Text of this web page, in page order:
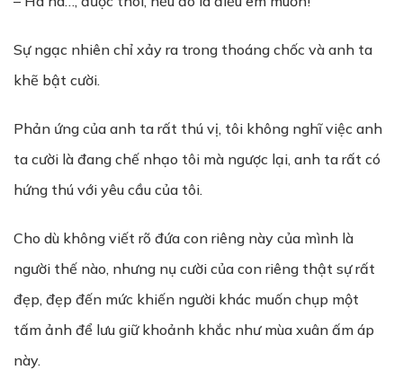
Sự ngạc nhiên chỉ xảy ra trong thoáng chốc và anh ta
khẽ bật cười.
Phản ứng của anh ta rất thú vị, tôi không nghĩ việc anh
ta cười là đang chế nhạo tôi mà ngược lại, anh ta rất có
hứng thú với yêu cầu của tôi.
Cho dù không viết rõ đứa con riêng này của mình là
người thế nào, nhưng nụ cười của con riêng thật sự rất
đẹp, đẹp đến mức khiến người khác muốn chụp một
tấm ảnh để lưu giữ khoảnh khắc như mùa xuân ấm áp
này.